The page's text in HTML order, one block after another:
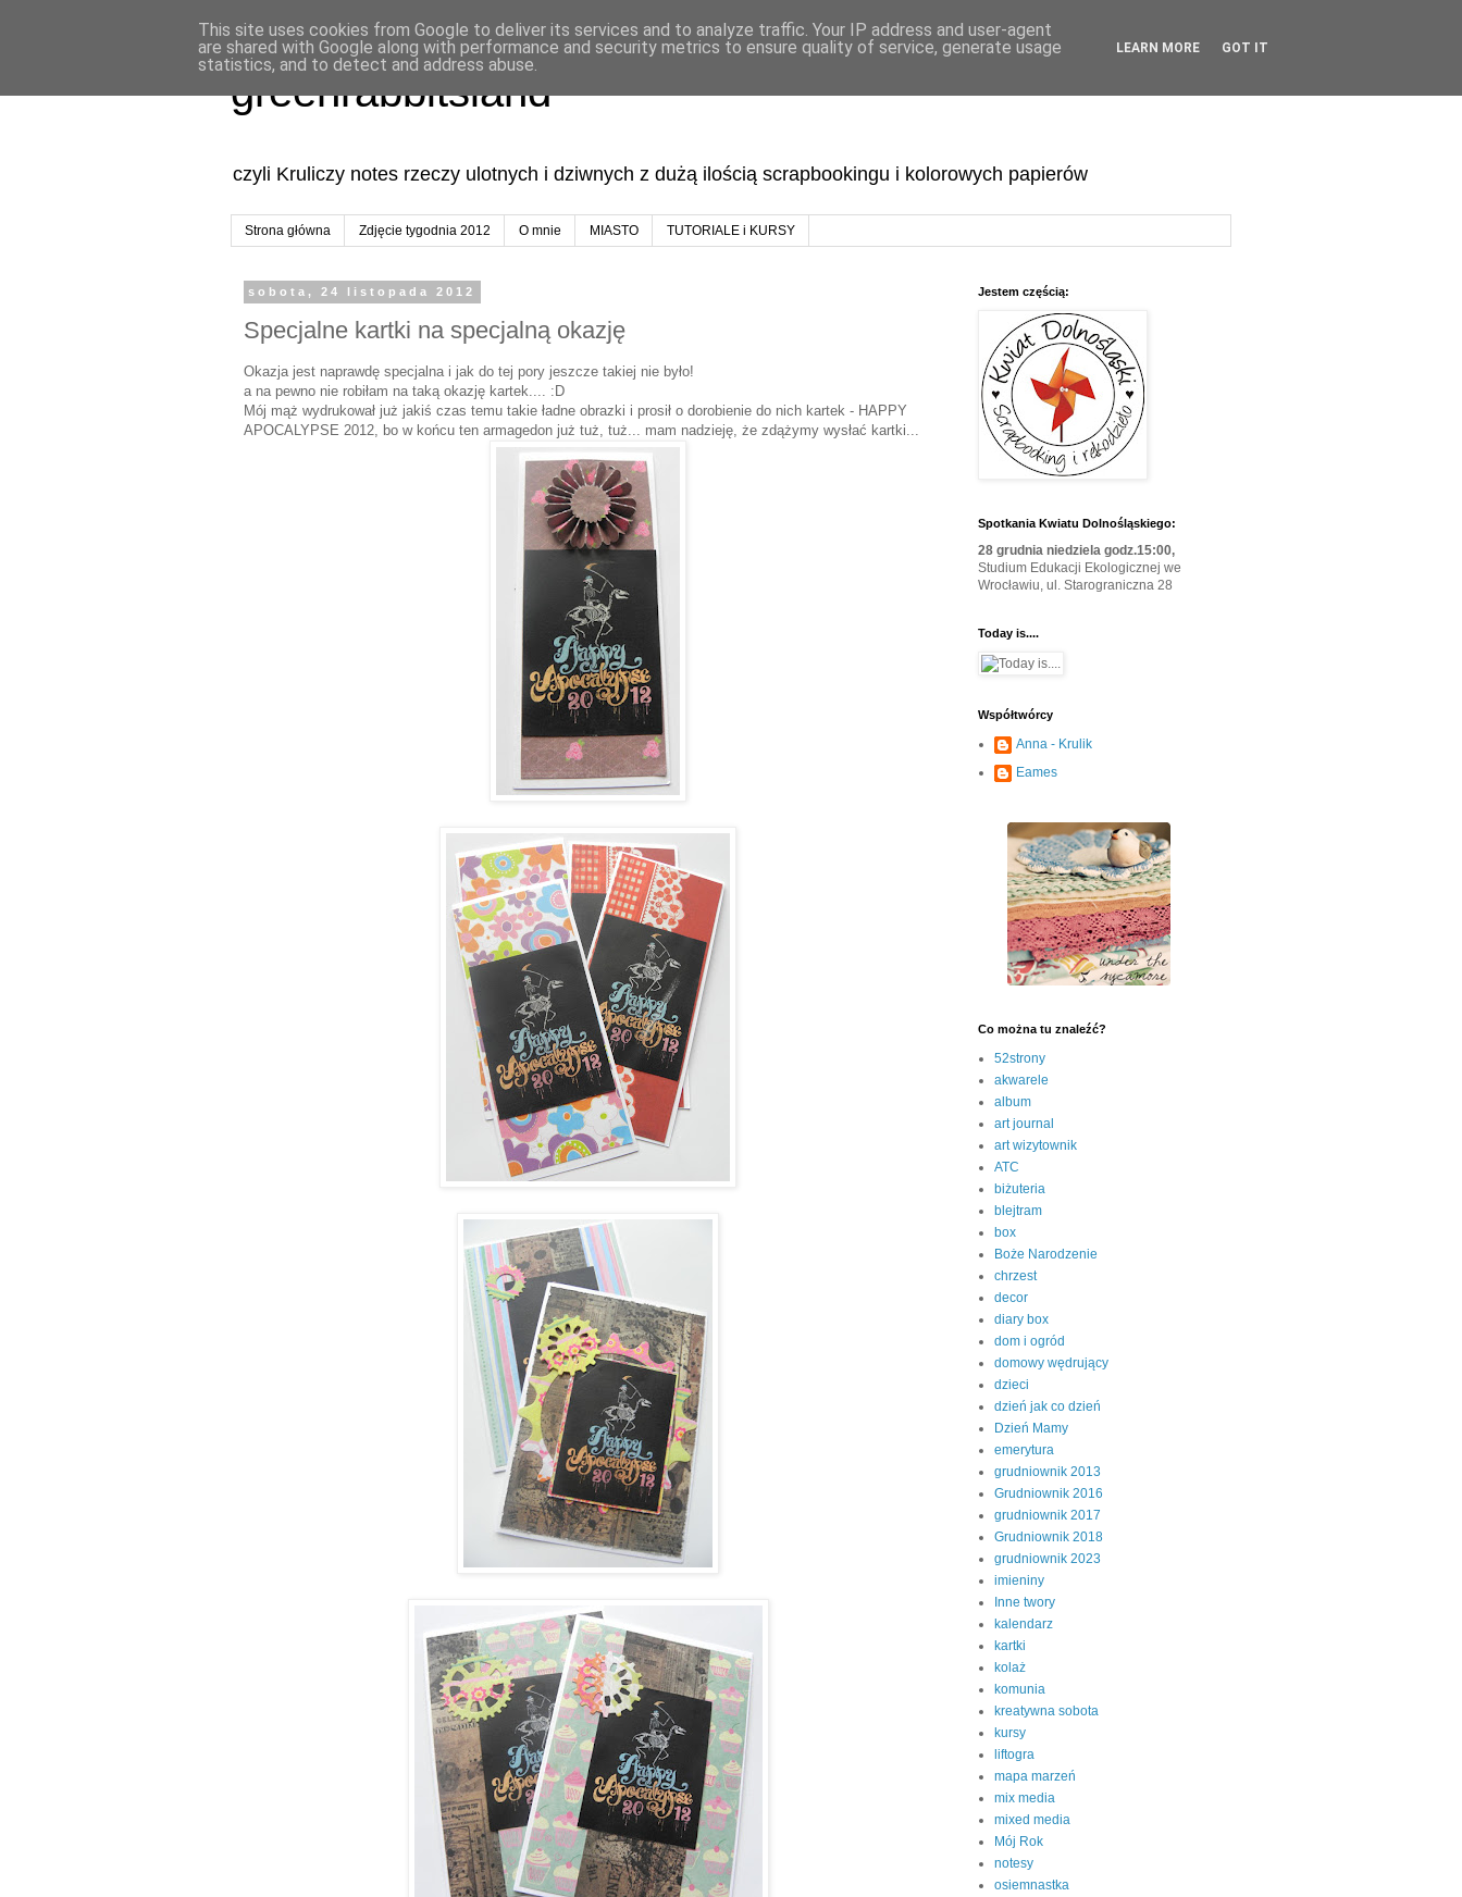
greenrabbitsland
czyli Kruliczy notes rzeczy ulotnych i dziwnych z dużą ilością scrapbookingu i kolorowych papierów
Strona główna Zdjęcie tygodnia 2012 O mnie MIASTO TUTORIALE i KURSY
sobota, 24 listopada 2012
Specjalne kartki na specjalną okazję
Okazja jest naprawdę specjalna i jak do tej pory jeszcze takiej nie było!
a na pewno nie robiłam na taką okazję kartek.... :D
Mój mąż wydrukował już jakiś czas temu takie ładne obrazki i prosił o dorobienie do nich kartek - HAPPY
APOCALYPSE 2012, bo w końcu ten armagedon już tuż, tuż... mam nadzieję, że zdążymy wysłać kartki...
Jestem częścią:
Spotkania Kwiatu Dolnośląskiego:
28 grudnia niedziela godz.15:00,
Studium Edukacji Ekologicznej we
Wrocławiu, ul. Starograniczna 28
Today is....
Współtwórcy
Anna - Krulik
Eames
Co można tu znaleźć?
52strony
akwarele
album
art journal
art wizytownik
ATC
biżuteria
blejtram
box
Boże Narodzenie
chrzest
decor
diary box
dom i ogród
domowy wędrujący
dzieci
dzień jak co dzień
Dzień Mamy
emerytura
grudniownik 2013
Grudniownik 2016
grudniownik 2017
Grudniownik 2018
grudniownik 2023
imieniny
Inne twory
kalendarz
kartki
kolaż
komunia
kreatywna sobota
kursy
liftogra
mapa marzeń
mix media
mixed media
Mój Rok
notesy
osiemnastka
This site uses cookies from Google to deliver its services and to analyze traffic. Your IP address and user-agent
are shared with Google along with performance and security metrics to ensure quality of service, generate usage
statistics, and to detect and address abuse.
LEARN MORE GOT IT